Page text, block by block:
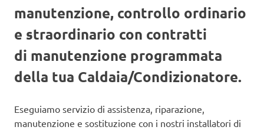
manutenzione, controllo ordinario
e straordinario con contratti
di manutenzione programmata
della tua Caldaia/Condizionatore.
Eseguiamo servizio di assistenza, riparazione,
manutenzione e sostituzione con i nostri installatori di